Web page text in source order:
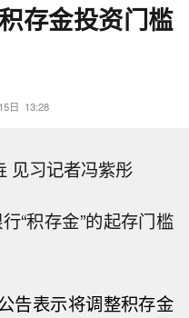
存金投资门槛
日 13:28
见习记者冯紫彤
“积存金”的起存门槛
告表示将调整积存金